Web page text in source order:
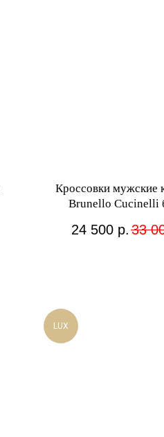
Кроссовки мужские
Brunello Cucinelli
24 500 р. 33
LUX